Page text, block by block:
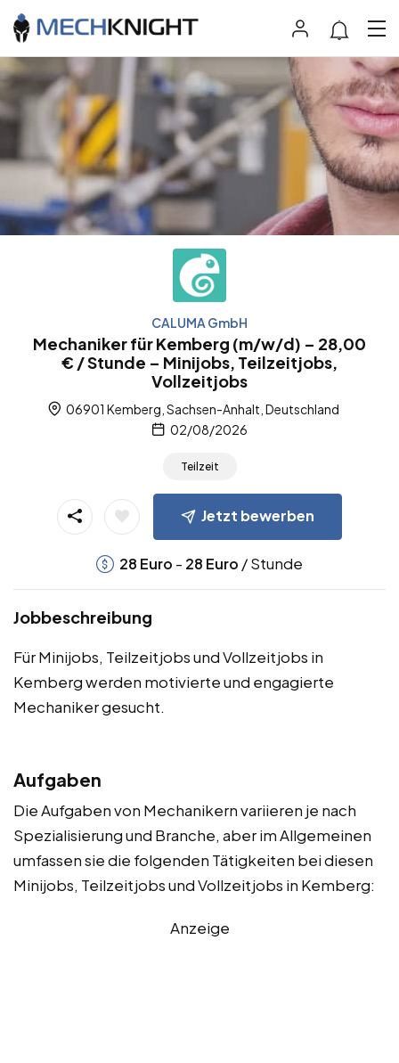
CALUMA GmbH
Mechaniker für Kemberg (m/w/d) – 28,00
€ / Stunde – Minijobs, Teilzeitjobs,
Vollzeitjobs
06901 Kemberg, Sachsen-Anhalt, Deutschland
02/08/2026
Teilzeit
Jetzt bewerben
28 Euro - 28 Euro / Stunde
Jobbeschreibung
Für Minijobs, Teilzeitjobs und Vollzeitjobs in
Kemberg werden motivierte und engagierte
Mechaniker gesucht.
Aufgaben
Die Aufgaben von Mechanikern variieren je nach
Spezialisierung und Branche, aber im Allgemeinen
umfassen sie die folgenden Tätigkeiten bei diesen
Minijobs, Teilzeitjobs und Vollzeitjobs in Kemberg:
Anzeige